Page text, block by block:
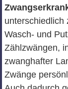
unterschiedlich
Wasch- und
Zählzwängen,
zwanghafter
Zwänge